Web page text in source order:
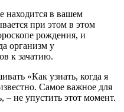
находится в вашем
при этом в этом
рождения, и
организм у
к зачатию.
«Как узнать, когда я
Самое важное для
не упустить этот момент.